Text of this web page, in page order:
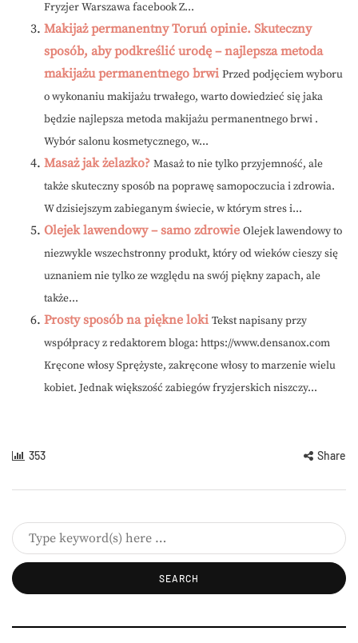
Fryzjer Warszawa facebook Z...
Makijaż permanentny Toruń opinie. Skuteczny
sposób, aby podkreślić urodę – najlepsza metoda
makijażu permanentnego brwi Przed podjęciem wyboru
o wykonaniu makijażu trwałego, warto dowiedzieć się jaka
będzie najlepsza metoda makijażu permanentnego brwi .
Wybór salonu kosmetycznego, w...
Masaż jak żelazko? Masaż to nie tylko przyjemność, ale
także skuteczny sposób na poprawę samopoczucia i zdrowia.
W dzisiejszym zabieganym świecie, w którym stres i...
Olejek lawendowy – samo zdrowie Olejek lawendowy to
niezwykle wszechstronny produkt, który od wieków cieszy się
uznaniem nie tylko ze względu na swój piękny zapach, ale
także...
Prosty sposób na piękne loki Tekst napisany przy
współpracy z redaktorem bloga: https://www.densanox.com
Kręcone włosy Sprężyste, zakręcone włosy to marzenie wielu
kobiet. Jednak większość zabiegów fryzjerskich niszczy...
353 Share